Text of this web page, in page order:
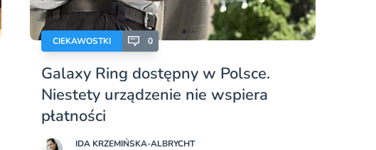
CIEKAWOSTKI 0
Galaxy Ring dostępny w Polsce.
Niestety urządzenie nie wspiera
płatności
IDA KRZEMIŃSKA-ALBRYCHT